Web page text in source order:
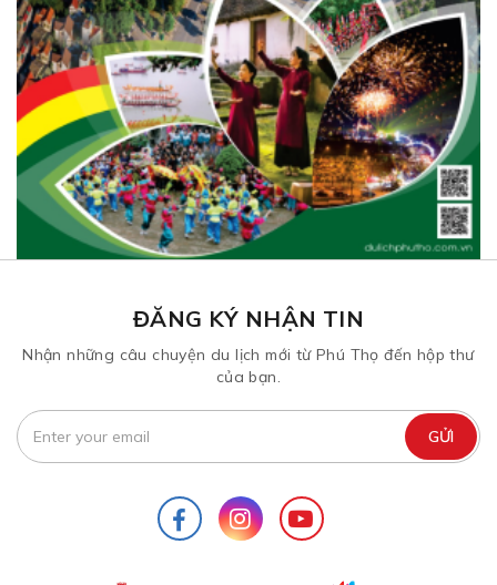
ĐĂNG KÝ NHẬN TIN
Nhận những câu chuyện du lịch mới từ Phú Thọ đến hộp thư
của bạn.